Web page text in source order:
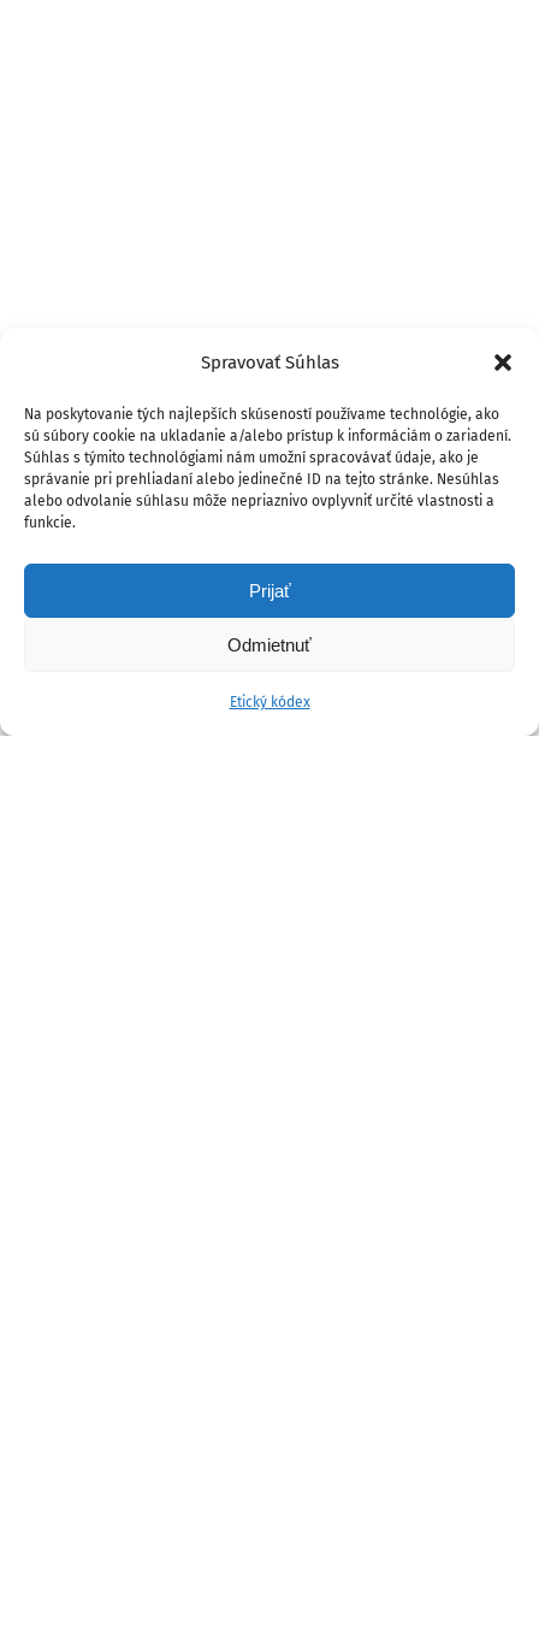
Spravovať Súhlas
Na poskytovanie tých najlepších skúseností používame technológie, ako
sú súbory cookie na ukladanie a/alebo prístup k informáciám o zariadení.
Súhlas s týmito technológiami nám umožní spracovávať údaje, ako je
správanie pri prehliadaní alebo jedinečné ID na tejto stránke. Nesúhlas
alebo odvolanie súhlasu môže nepriaznivo ovplyvniť určité vlastnosti a
funkcie.
Prijať
Odmietnuť
Etický kódex